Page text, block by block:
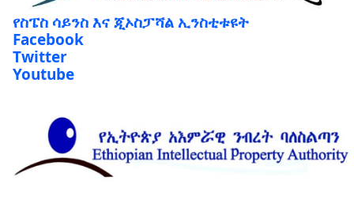
የስፔስ ሳይንስ እና ጂኦስፓሻል ኢንስቲቱዩት
Facebook
Twitter
Youtube